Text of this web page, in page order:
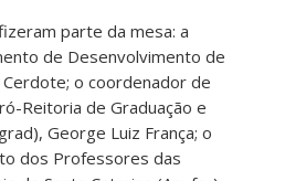
parte da mesa: a
de Desenvolvimento de
Cerdote; o coordenador de
Reitoria de Graduação e
George Luiz França; o
dos Professores das